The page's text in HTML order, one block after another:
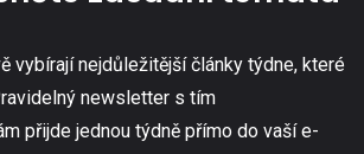
vybírají nejdůležitější články týdne, které
newsletter s tím
přijde jednou týdně přímo do vaší e-